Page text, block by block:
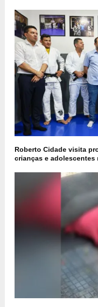
Roberto Cidade visita
crianças e adolescentes